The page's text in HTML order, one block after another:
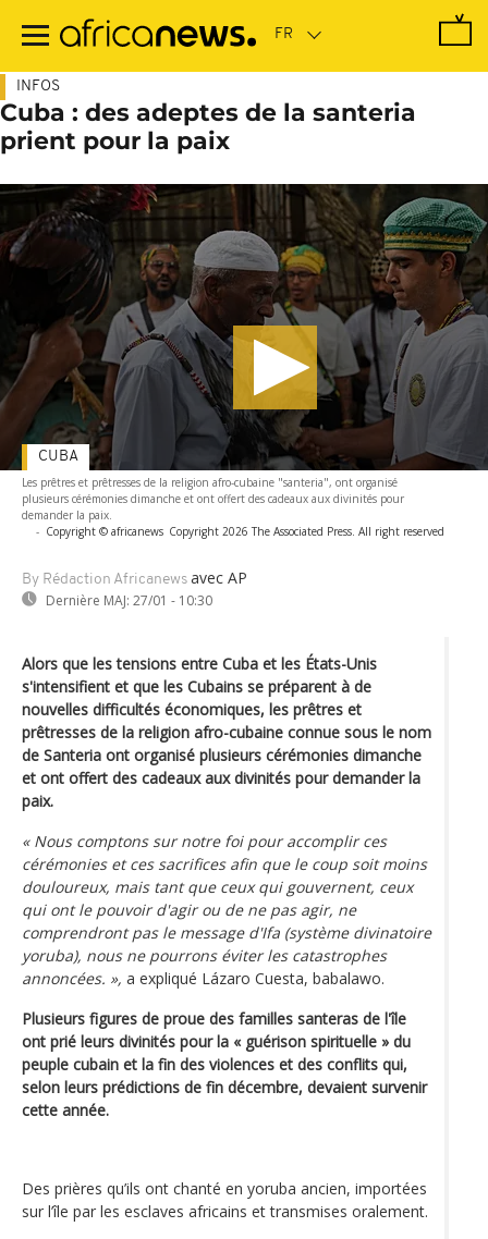
contenu
INFOS
Cuba : des adeptes de la santeria
prient pour la paix
Les prêtres et prêtresses de la religion afro-cubaine "santeria", ont organisé
plusieurs cérémonies dimanche et ont offert des cadeaux aux divinités pour
demander la paix.
- Copyright © africanews Copyright 2026 The Associated Press. All right reserved
By Rédaction Africanews avec AP
Dernière MAJ: 27/01 - 10:30
CUBA
Alors que les tensions entre Cuba et les États-Unis
s'intensifient et que les Cubains se préparent à de
nouvelles difficultés économiques, les prêtres et
prêtresses de la religion afro-cubaine connue sous le nom
de Santeria ont organisé plusieurs cérémonies dimanche
et ont offert des cadeaux aux divinités pour demander la
paix.
« Nous comptons sur notre foi pour accomplir ces
cérémonies et ces sacrifices afin que le coup soit moins
douloureux, mais tant que ceux qui gouvernent, ceux
qui ont le pouvoir d'agir ou de ne pas agir, ne
comprendront pas le message d'Ifa (système divinatoire
yoruba), nous ne pourrons éviter les catastrophes
annoncées. », a expliqué Lázaro Cuesta, babalawo.
Plusieurs figures de proue des familles santeras de l'île
ont prié leurs divinités pour la « guérison spirituelle » du
peuple cubain et la fin des violences et des conflits qui,
selon leurs prédictions de fin décembre, devaient survenir
cette année.
Des prières qu’ils ont chanté en yoruba ancien, importées
sur l’île par les esclaves africains et transmises oralement.